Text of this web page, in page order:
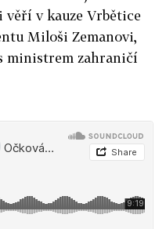
věří v kauze Vrbětice
Miloši Zemanovi,
ministrem zahraničí